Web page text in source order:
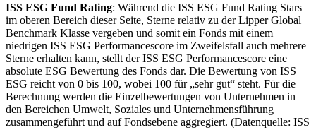
ISS ESG Fund Rating: Während die ISS ESG Fund Rating Stars
im oberen Bereich dieser Seite, Sterne relativ zu der Lipper Global
Benchmark Klasse vergeben und somit ein Fonds mit einem
niedrigen ISS ESG Performancescore im Zweifelsfall auch mehrere
Sterne erhalten kann, stellt der ISS ESG Performancescore eine
absolute ESG Bewertung des Fonds dar. Die Bewertung von ISS
ESG reicht von 0 bis 100, wobei 100 für „sehr gut“ steht. Für die
Berechnung werden die Einzelbewertungen von Unternehmen in
den Bereichen Umwelt, Soziales und Unternehmensführung
zusammengeführt und auf Fondsebene aggregiert. (Datenquelle: ISS